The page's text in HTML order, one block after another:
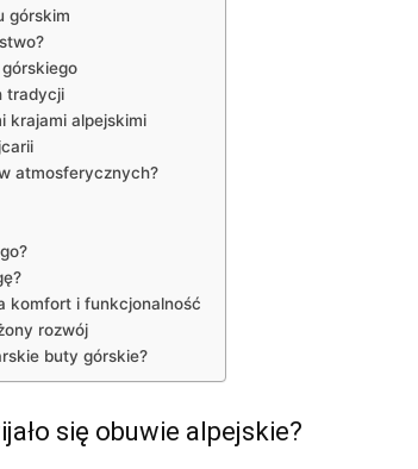
górskim
tradycji
krajami alpejskimi
atmosferycznych?
komfort i funkcjonalność
rozwój
buty górskie?
się obuwie alpejskie?